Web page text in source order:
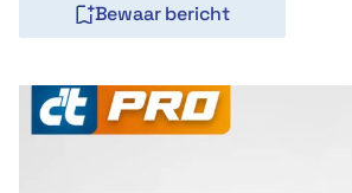
Bewaar bericht